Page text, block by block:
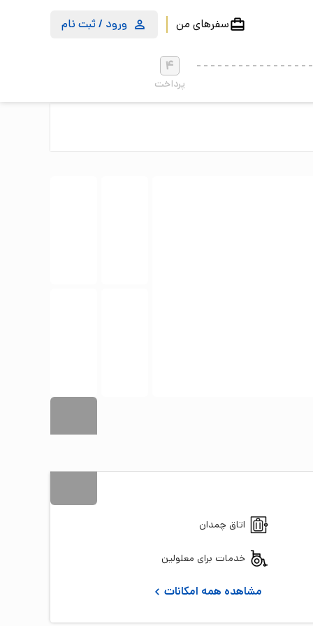
سفرهای من ورود / ثبت نام
4
پرداخت
اتاق چمدان
خدمات برای معلولین
مشاهده همه امکانات